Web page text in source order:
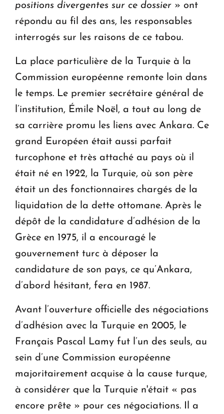
positions divergentes sur ce dossier » ont
répondu au fil des ans, les responsables
interrogés sur les raisons de ce tabou.
La place particulière de la Turquie à la
Commission européenne remonte loin dans
le temps. Le premier secrétaire général de
l’institution, Émile Noël, a tout au long de
sa carrière promu les liens avec Ankara. Ce
grand Européen était aussi parfait
turcophone et très attaché au pays où il
était né en 1922, la Turquie, où son père
était un des fonctionnaires chargés de la
liquidation de la dette ottomane. Après le
dépôt de la candidature d’adhésion de la
Grèce en 1975, il a encouragé le
gouvernement turc à déposer la
candidature de son pays, ce qu’Ankara,
d’abord hésitant, fera en 1987.
Avant l’ouverture officielle des négociations
d’adhésion avec la Turquie en 2005, le
Français Pascal Lamy fut l’un des seuls, au
sein d’une Commission européenne
majoritairement acquise à la cause turque,
à considérer que la Turquie n'était « pas
encore prête » pour ces négociations. Il a